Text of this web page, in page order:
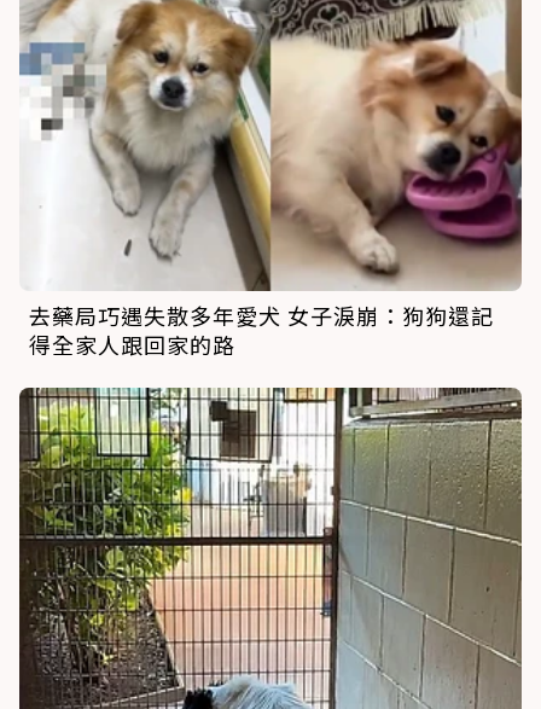
去藥局巧遇失散多年愛犬 女子淚崩：狗狗還記
得全家人跟回家的路